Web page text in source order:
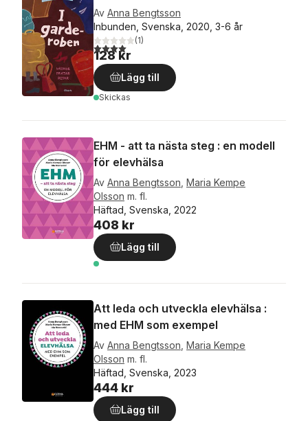
Av Anna Bengtsson
Inbunden, Svenska, 2020, 3-6 år
4,0utav 5 stjärnor. Totalt antal röster:
(1)
128 kr
Lägg till
Skickas
EHM - att ta nästa steg : en modell
för elevhälsa
Av Anna Bengtsson Maria Kempe
Olsson m. fl.
Häftad, Svenska, 2022
408 kr
Lägg till
Att leda och utveckla elevhälsa :
med EHM som exempel
Av Anna Bengtsson Maria Kempe
Olsson m. fl.
Häftad, Svenska, 2023
444 kr
Lägg till